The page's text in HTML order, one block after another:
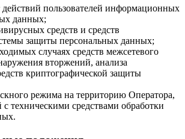
действий пользователей информационных
данных;
средств и средств
защиты персональных данных;
случаях средств межсетевого
вторжений, анализа
криптографической защиты
режима на территорию Оператора,
техническими средствами обработки